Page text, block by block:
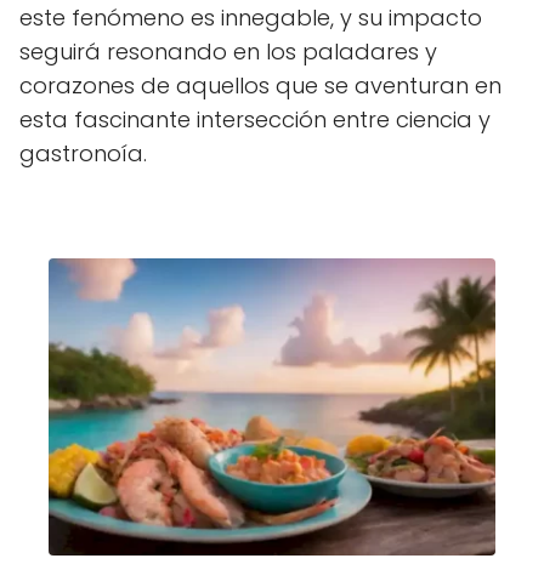
este fenómeno es innegable, y su impacto
seguirá resonando en los paladares y
corazones de aquellos que se aventuran en
esta fascinante intersección entre ciencia y
gastronoía.